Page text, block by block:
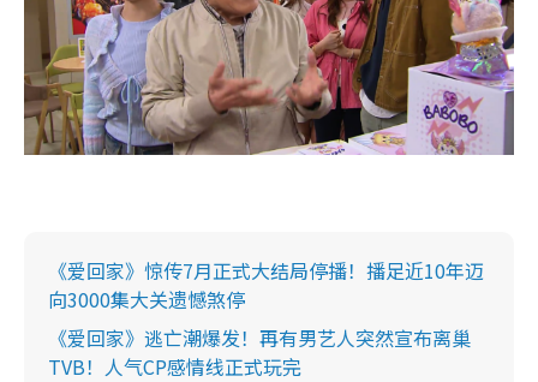
《爱回家》惊传7月正式大结局停播！播足近10年迈
向3000集大关遗憾煞停
《爱回家》逃亡潮爆发！再有男艺人突然宣布离巢
TVB！人气CP感情线正式玩完